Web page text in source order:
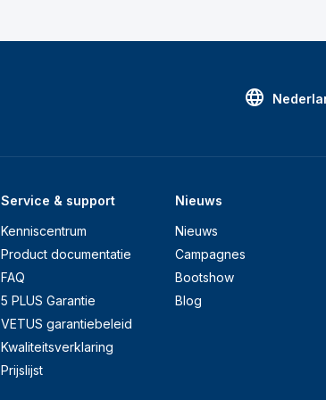
Service & support
Kenniscentrum
Product documentatie
FAQ
5 PLUS Garantie
VETUS garantiebeleid
Kwaliteitsverklaring
Prijslijst
Nieuws
Nieuws
Campagnes
Bootshow
Blog